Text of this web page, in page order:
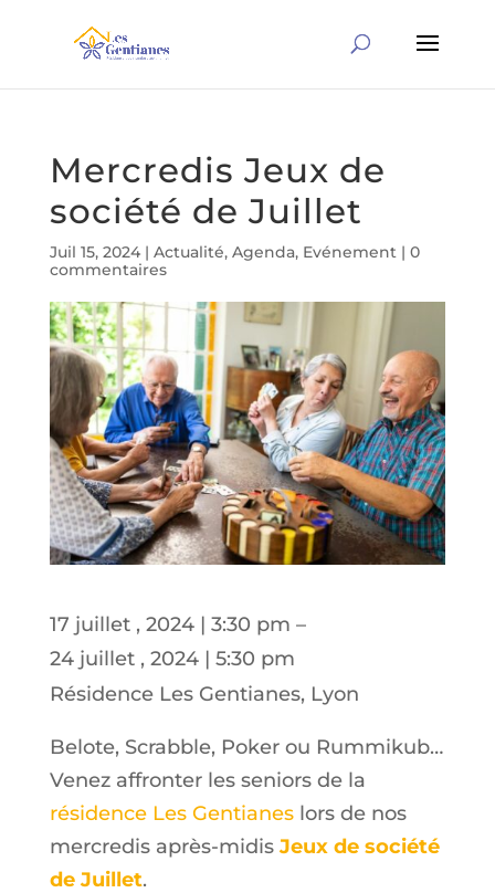
Mercredis Jeux de
société de Juillet
Juil 15, 2024| Actualité, Agenda, Evénement| 0
commentaires
17 juillet , 2024 | 3:30 pm –
24 juillet , 2024 | 5:30 pm
Résidence Les Gentianes, Lyon
Belote, Scrabble, Poker ou Rummikub…
Venez affronter les seniors de la
résidence Les Gentianeslors de nos
mercredis après-midisJeux de société
de Juillet.